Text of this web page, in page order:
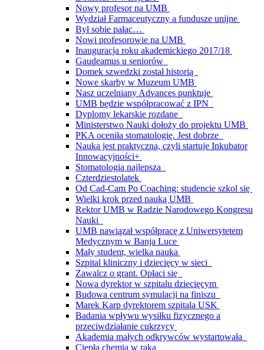
Nowy profesor na UMB
Wydział Farmaceutyczny a fundusze unijne
Był sobie pałac…
Nowi profesorowie na UMB
Inauguracja roku akademickiego 2017/18
Gaudeamus u seniorów
Domek szwedzki został historią
Nowe skarby w Muzeum UMB
Nasz uczelniany Advances punktuje
UMB będzie współpracować z IPN
Dyplomy lekarskie rozdane
Ministerstwo Nauki dołoży do projektu UMB
PKA oceniła stomatologię. Jest dobrze
Nauka jest praktyczna, czyli startuje Inkubator
Innowacyjności+
Stomatologia najlepsza
Czterdziestolatek
Od Cad-Cam Po Coaching: studencie szkol się
Wielki krok przed nauką UMB
Rektor UMB w Radzie Narodowego Kongresu
Nauki
UMB nawiązał współpracę z Uniwersytetem
Medycznym w Banja Luce
Mały student, wielka nauka
Szpital kliniczny i dziecięcy w sieci
Zawalcz o grant. Opłaci się
Nowa dyrektor w szpitalu dziecięcym
Budowa centrum symulacji na finiszu
Marek Karp dyrektorem szpitala USK
Badania wpływu wysiłku fizycznego a
przeciwdziałanie cukrzycy
Akademia małych odkrywców wystartowała
Ciepłą chemią w raka